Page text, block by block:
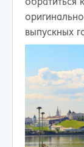
обратиться
выпускных